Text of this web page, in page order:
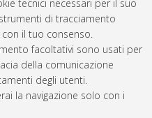
tecnici necessari per il suo
di tracciamento
il tuo consenso.
facoltativi sono usati per
della comunicazione
degli utenti.
la navigazione solo con i
per un sistema solare
alberghiera.[Laurea],
inIngegneria meccanica
di un nuovo lay-out di
[Laurea], Università di